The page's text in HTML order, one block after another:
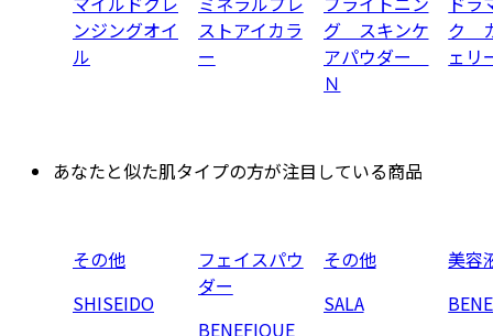
ンジングオイ
ル
ストアイカラ
ー
グ スキンケ
アパウダー
Ｎ
ク
ェ
あなたと似た肌タイプの方が注目している商品
その他
SHISEIDO
フェイスパウ
ダー
BENEFIQUE
その他
SALA
美容